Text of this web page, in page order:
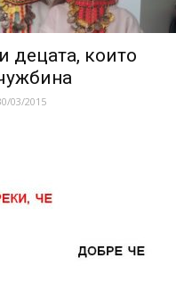
децата, които
03/2015